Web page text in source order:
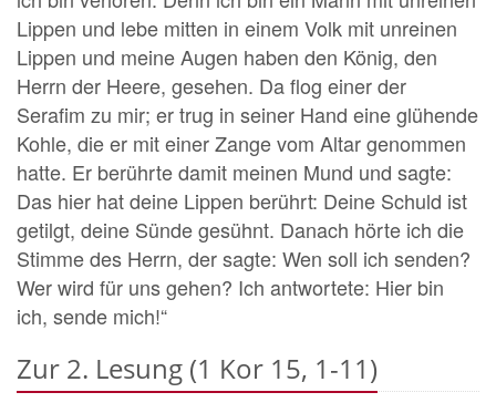
Lippen und lebe mitten in einem Volk mit unreinen
Lippen und meine Augen haben den König, den
Herrn der Heere, gesehen. Da flog einer der
Serafim zu mir; er trug in seiner Hand eine glühende
Kohle, die er mit einer Zange vom Altar genommen
hatte. Er berührte damit meinen Mund und sagte:
Das hier hat deine Lippen berührt: Deine Schuld ist
getilgt, deine Sünde gesühnt. Danach hörte ich die
Stimme des Herrn, der sagte: Wen soll ich senden?
Wer wird für uns gehen? Ich antwortete: Hier bin
ich, sende mich!“
Zur 2. Lesung (1 Kor 15, 1-11)